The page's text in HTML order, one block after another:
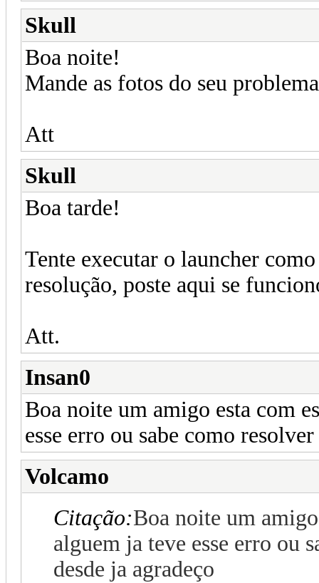
Skull
Boa noite!
Mande as fotos do seu
Att
Skull
Boa tarde!
Tente executar o launcher
resolução, poste aqui se
Att.
Insan0
Boa noite um amigo esta com
esse erro ou sabe como
Volcamo
Citação:Boa noite um
alguem ja teve esse erro ou
desde ja agradeço